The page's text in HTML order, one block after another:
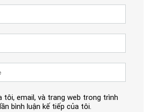
tôi, email, và trang web trong trình
bình luận kế tiếp của tôi.